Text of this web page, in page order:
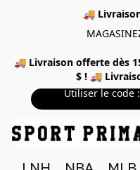
🚚
🚚 Livraison offerte dès
$ ! 🚚
Utiliser le code